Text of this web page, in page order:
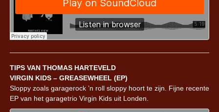
TIPS VAN THOMAS HARTEVELD
VIRGIN KIDS – GREASEWHEEL (EP)
Sloppy zoals garagerock ’n roll sloppy hoort te zijn. Fijne recente
EP van het garagetrio Virgin Kids uit Londen.